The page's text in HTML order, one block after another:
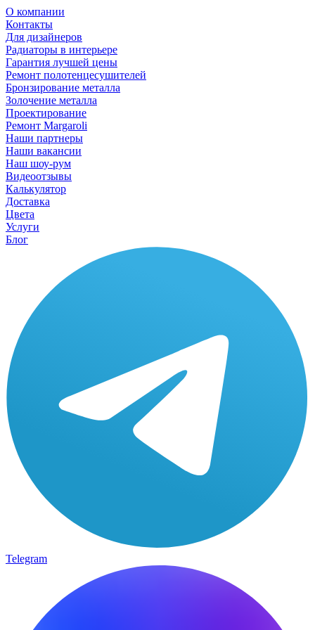
О компании
Контакты
Для дизайнеров
Радиаторы в интерьере
Гарантия лучшей цены
Ремонт полотенцесушителей
Бронзирование металла
Золочение металла
Проектирование
Ремонт Margaroli
Наши партнеры
Наши вакансии
Наш шоу-рум
Видеоотзывы
Калькулятор
Доставка
Цвета
Услуги
Блог
Telegram